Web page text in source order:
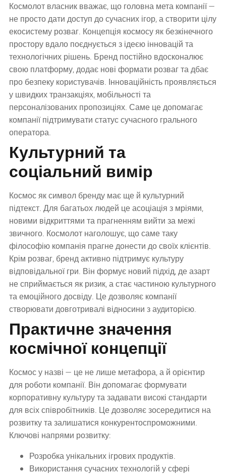
Космолот власник вважає, що головна мета компанії —
не просто дати доступ до сучасних ігор, а створити цілу
екосистему розваг. Концепція космосу як безкінечного
простору вдало поєднується з ідеєю інновацій та
технологічних рішень. Бренд постійно вдосконалює
свою платформу, додає нові формати розваг та дбає
про безпеку користувачів. Інноваційність проявляється
у швидких транзакціях, мобільності та
персоналізованих пропозиціях. Саме це допомагає
компанії підтримувати статус сучасного грального
оператора.
Культурний та
соціальний вимір
Космос як символ бренду має ще й культурний
підтекст. Для багатьох людей це асоціація з мріями,
новими відкриттями та прагненням вийти за межі
звичного. Космолот наголошує, що саме таку
філософію компанія прагне донести до своїх клієнтів.
Крім розваг, бренд активно підтримує культуру
відповідальної гри. Він формує новий підхід, де азарт
не сприймається як ризик, а стає частиною культурного
та емоційного досвіду. Це дозволяє компанії
створювати довготривалі відносини з аудиторією.
Практичне значення
космічної концепції
Космос у назві — це не лише метафора, а й орієнтир
для роботи компанії. Він допомагає формувати
корпоративну культуру та задавати високі стандарти
для всіх співробітників. Це дозволяє зосередитися на
розвитку та залишатися конкурентоспроможними.
Ключові напрями розвитку:
Розробка унікальних ігрових продуктів.
Використання сучасних технологій у сфері